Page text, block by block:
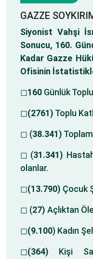
14
Mar
GAZZE
Siyonist Vahşi
Sonucu, 160.
Kadar Gazze
Ofisinin
◻160 Günlük
◻(2761) Toplu
◻ (38.341) Toplam
◻ (31.341)
olanlar.
◻(13.790) Çocuk
◻ (27) Açlıktan
◻(9.100) Kadın
◻(364) Kişi